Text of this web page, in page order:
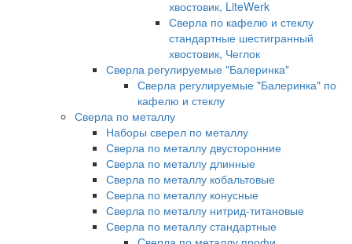
хвостовик, LiteWerk
Сверла по кафелю и стеклу
стандартные шестигранный
хвостовик, Чеглок
Сверла регулируемые "Балеринка"
Сверла регулируемые "Балеринка" по
кафелю и стеклу
Сверла по металлу
Наборы сверел по металлу
Сверла по металлу двусторонние
Сверла по металлу длинные
Сверла по металлу кобальтовые
Сверла по металлу конусные
Сверла по металлу нитрид-титановые
Сверла по металлу стандартные